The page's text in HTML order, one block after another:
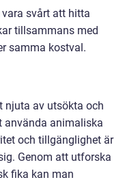
svårt att hitta
tillsammans med
samma kostval.
njuta av utsökta och
använda animaliska
och tillgänglighet är
Genom att utforska
fika kan man